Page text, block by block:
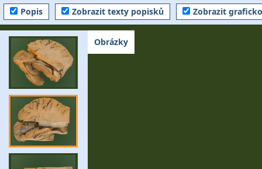
Popis Zobrazit texty popisků Zobrazit
Obrázky